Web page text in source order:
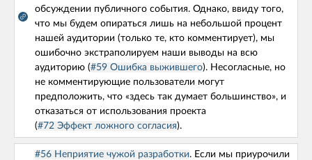
обсуждении публичного события. Однако, ввиду того,
что мы будем опираться лишь на небольшой процент
нашей аудитории (только те, кто комментирует), мы
ошибочно экстраполируем наши выводы на всю
аудиторию (#59 Ошибка выжившего). Несогласные, но
не комментирующие пользователи могут
предположить, что «здесь так думает большинство», и
отказаться от использования проекта
(#72 Эффект ложного согласия).
#56 Неприятие чужой разработки. Если мы приурочили
Сбор команды
#45. Что делать если некоторые участники нашей
команды не высказывают свое мнение?
Сбор команды
#50. Как работать с некомпетентным коллегой/
начальником?